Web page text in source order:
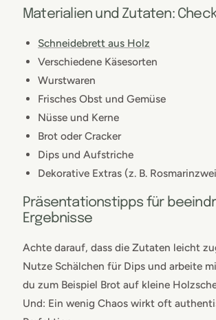
Materialien und Zutaten:
Schneidebrett aus Holz
Verschiedene Käsesorten
Wurstwaren
Frisches Obst und Gemüse
Nüsse und Kerne
Brot oder Cracker
Dips und Aufstriche
Dekorative Extras (z. B.
Präsentationstipps für
Ergebnisse
Achte darauf, dass die Zutaten leicht
Nutze Schälchen für Dips und arbeite
du zum Beispiel Brot auf kleine
Und: Ein wenig Chaos wirkt oft